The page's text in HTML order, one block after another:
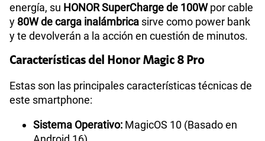
energía, su HONOR SuperCharge de 100Wpor cable
y 80W de carga inalámbrica sirve como power bank
y te devolverán a la acción en cuestión de minutos.
Características del Honor Magic 8 Pro
Estas son las principales características técnicas de
este smartphone:
Sistema Operativo: MagicOS 10 (Basado en